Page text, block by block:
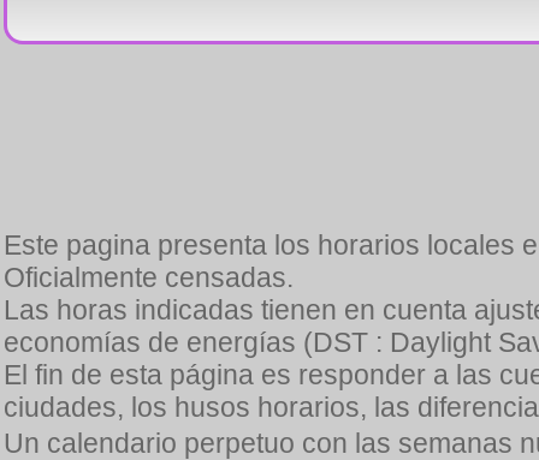
Este pagina presenta los horarios locales
Oficialmente censadas.
Las horas indicadas tienen en cuenta
economías de energías (DST : Daylight
El fin de esta página es responder a las
ciudades, los husos horarios, las
Un calendario perpetuo con las semanas